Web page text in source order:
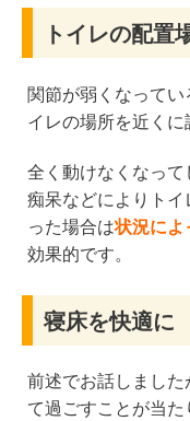
トイレの配置
関節が弱くなって
イレの場所を近くに
全く動けなくなって
痴呆などによりトイ
った場合は状況によ
効果的です。
寝床を快適に
前述でお話しまし
て過ごすことが当